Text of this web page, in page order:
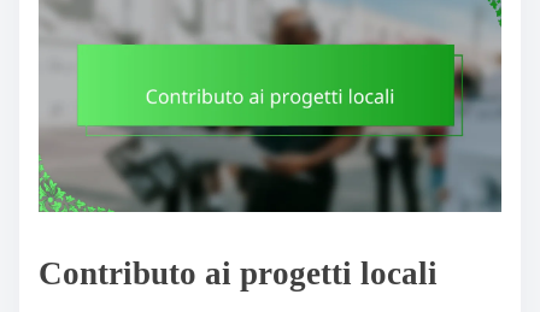
Contributo ai progetti locali